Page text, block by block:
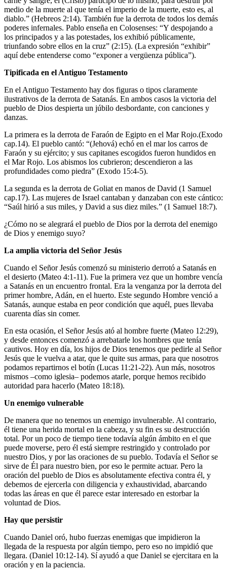
medio de la muerte al que tenía el imperio de la muerte, esto es, al
diablo.” (Hebreos 2:14). También fue la derrota de todos los demás
poderes infernales. Pablo enseña en Colosenses: “Y despojando a
los principados y a las potestades, los exhibió públicamente,
triunfando sobre ellos en la cruz” (2:15). (La expresión “exhibir”
aquí debe entenderse como “exponer a vergüenza pública”).
Tipificada en el Antiguo Testamento
En el Antiguo Testamento hay dos figuras o tipos claramente
ilustrativos de la derrota de Satanás. En ambos casos la victoria del
pueblo de Dios despierta un júbilo desbordante, con canciones y
danzas.
La primera es la derrota de Faraón de Egipto en el Mar Rojo.(Exodo
cap.14). El pueblo cantó: “(Jehová) echó en el mar los carros de
Faraón y su ejército; y sus capitanes escogidos fueron hundidos en
el Mar Rojo. Los abismos los cubrieron; descendieron a las
profundidades como piedra” (Exodo 15:4-5).
La segunda es la derrota de Goliat en manos de David (1 Samuel
cap.17). Las mujeres de Israel cantaban y danzaban con este cántico:
“Saúl hirió a sus miles, y David a sus diez miles.” (1 Samuel 18:7).
¿Cómo no se alegrará el pueblo de Dios por la derrota del enemigo
de Dios y enemigo suyo?
La amplia victoria del Señor Jesús
Cuando el Señor Jesús comenzó su ministerio derrotó a Satanás en
el desierto (Mateo 4:1-11). Fue la primera vez que un hombre vencía
a Satanás en un encuentro frontal. Era la venganza por la derrota del
primer hombre, Adán, en el huerto. Este segundo Hombre venció a
Satanás, aunque estaba en peor condición que aquél, pues llevaba
cuarenta días sin comer.
En esta ocasión, el Señor Jesús ató al hombre fuerte (Mateo 12:29),
y desde entonces comenzó a arrebatarle los hombres que tenía
cautivos. Hoy en día, los hijos de Dios tenemos que pedirle al Señor
Jesús que le vuelva a atar, que le quite sus armas, para que nosotros
podamos repartirnos el botín (Lucas 11:21-22). Aun más, nosotros
mismos –como iglesia– podemos atarle, porque hemos recibido
autoridad para hacerlo (Mateo 18:18).
Un enemigo vulnerable
De manera que no tenemos un enemigo invulnerable. Al contrario,
él tiene una herida mortal en la cabeza, y su fin es su destrucción
total. Por un poco de tiempo tiene todavía algún ámbito en el que
puede moverse, pero él está siempre restringido y controlado por
nuestro Dios, y por las oraciones de su pueblo. Todavía el Señor se
sirve de Él para nuestro bien, por eso le permite actuar. Pero la
oración del pueblo de Dios es absolutamente efectiva contra él, y
debemos de ejercerla con diligencia y exhaustividad, abarcando
todas las áreas en que él parece estar interesado en estorbar la
voluntad de Dios.
Hay que persistir
Cuando Daniel oró, hubo fuerzas enemigas que impidieron la
llegada de la respuesta por algún tiempo, pero eso no impidió que
llegara. (Daniel 10:12-14). Sí ayudó a que Daniel se ejercitara en la
oración y en la paciencia.